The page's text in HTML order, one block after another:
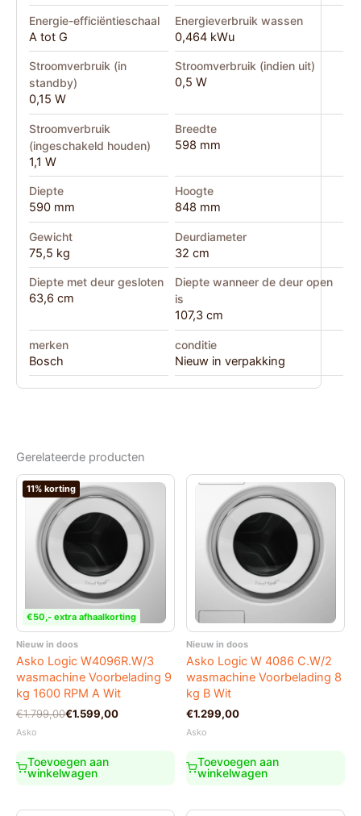
Energie-efficiëntieschaal
A tot G
Energieverbruik wassen
0,464 kWu
Stroomverbruik (in
standby)
0,15 W
Stroomverbruik (indien uit)
0,5 W
Stroomverbruik
(ingeschakeld houden)
1,1 W
Breedte
598 mm
Diepte
590 mm
Hoogte
848 mm
Gewicht
75,5 kg
Deurdiameter
32 cm
Diepte met deur gesloten
63,6 cm
Diepte wanneer de deur open
is
107,3 cm
merken
Bosch
conditie
Nieuw in verpakking
Gerelateerde producten
€50,- extra afhaalkorting
11% korting
Nieuw in doos
Asko Logic W4096R.W/3
wasmachine Voorbelading 9
kg 1600 RPM A Wit
€1.799,00
Oorspronkelijke
prijs
€1.799,00.
€1.599,00
Huidige
prijs
€1.599,00.
Asko
Toevoegen aan
winkelwagen
Nieuw in doos
Asko Logic W 4086 C.W/2
wasmachine Voorbelading 8
kg B Wit
€1.299,00
Asko
Toevoegen aan
winkelwagen